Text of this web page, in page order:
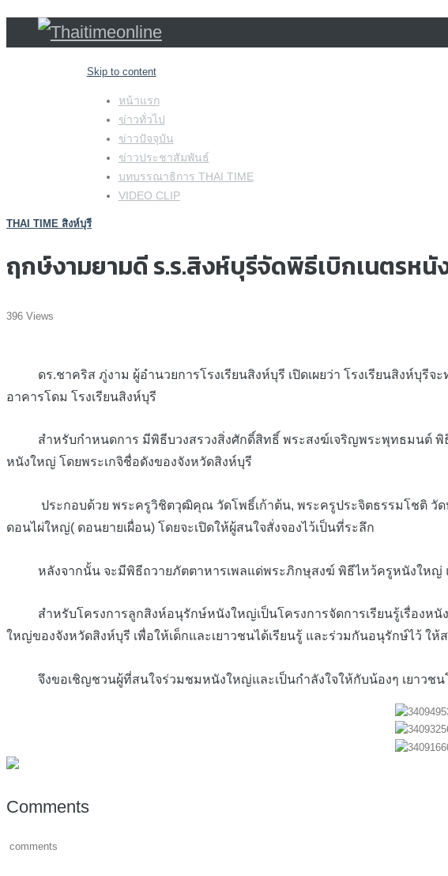
Skip to content
หน้าแรก
ข่าวทั่วไป
ข่าวปัจจุบัน
ข่าวประชาสัมพันธ์
บทบรรณาธิการ THAI TIME
VIDEO CLIP
THAI TIME สิงห์บุรี
ฤกษ์งามยามดี ร.ร.สิงห์บุรีจัดพิธีเบิกเนตรหนั
396 Views
ดร.ชาคริส ภู่งาม ผู้อำนวยการโรงเรียนสิงห์บุรี เปิดเผยว่า โรงเรียนสิงห์บุรี
อาคารโดม โรงเรียนสิงห์บุรี
สำหรับกำหนดการ มีพิธีบวงสรวงสิ่งศักดิ์สิทธิ์ พระสงฆ์เจริญพระพุทธมนต์ พิธี
หนังใหญ่ โดยพระเกจิชื่อดังของจังหวัดสิงห์บุรี
ประกอบด้วย พระครูวิชิตวุฒิคุณ วัดโพธิ์เก้าต้น, พระครูประจิตธรรมโชติ วัดบ
ดอนไผ่ใหญ่( ดอนยายเผื่อน) โดยจะเปิดให้ผู้สนใจสั่งจองไว้เป็นที่ระลึก
หลังจากนั้น จะมีพิธีถวายภัตตาหารเพลแด่พระภิกษุสงฆ์ พิธีไหว้ครูหนังใหญ่
สำหรับโครงการลูกสิงห์อนุรักษ์หนังใหญ่เป็นโครงการจัดการเรียนรู้เรื่องห
ใหญ่ของจังหวัดสิงห์บุรี เพื่อให้เด็กและเยาวชนได้เรียนรู้ และร่วมกันอนุรักษ์ไว้ ให้
จึงขอเชิญชวนผู้ที่สนใจร่วมชมหนังใหญ่และเป็นกำลังใจให้กับน้องๆ เยาวชนโ
Comments
comments